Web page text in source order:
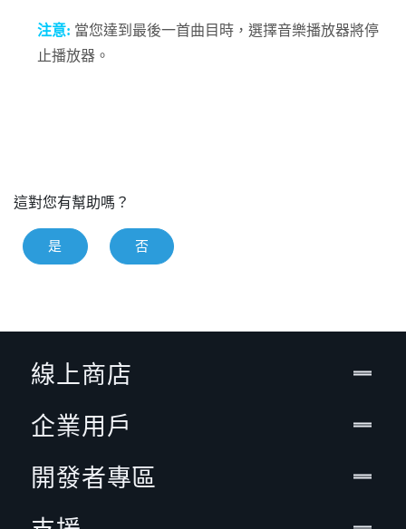
注意: 當您達到最後一首曲目時，選擇音樂播放器將停
止播放器。
這對您有幫助嗎？
是 否
線上商店
企業用戶
開發者專區